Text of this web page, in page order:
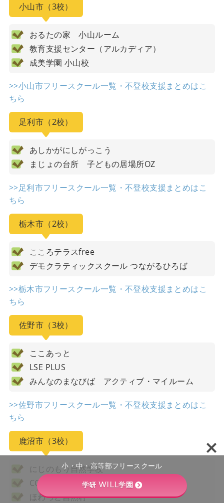
小山市（3校）
おるたの家 小山ルーム
教育支援センター（アルカディア）
成美学園 小山校
>>小山市フリースクール一覧・不登校支援まとめはこ
ちら
足利市（2校）
あしかがにしがっこう
まじょの台所 子どもの居場所OZ
>>足利市フリースクール一覧・不登校支援まとめはこ
ちら
栃木市（2校）
こころテラスfree
デモクラティックスクール つながるひろば
>>栃木市フリースクール一覧・不登校支援まとめはこ
ちら
佐野市（3校）
ここあっと
LSE PLUS
みんなのまなびば アクティブ・マイルーム
>>佐野市フリースクール一覧・不登校支援まとめはこ
ちら
鹿沼市（3校）
にじのもり自然学校
CCV学園
ほわっと自然村
小・中・高等部フリースクール
学研 WILL学園